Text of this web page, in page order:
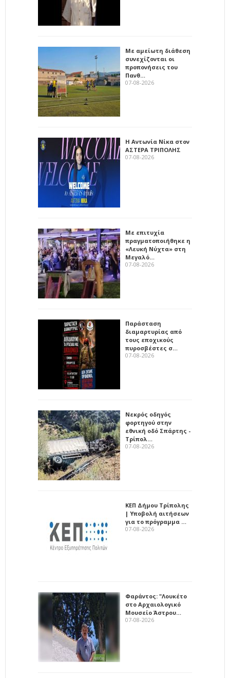
Με αμείωτη διάθεση
συνεχίζονται οι
προπονήσεις του
Πανθ…
07-08-2026
Η Αντωνία Νίκα στον
ΑΣΤΕΡΑ ΤΡΙΠΟΛΗΣ
07-08-2026
Με επιτυχία
πραγματοποιήθηκε η
«Λευκή Νύχτα» στη
Μεγαλό…
07-08-2026
Παράσταση
διαμαρτυρίας από
τους εποχικούς
πυροσβέστες σ…
07-08-2026
Νεκρός οδηγός
φορτηγού στην
εθνική οδό Σπάρτης -
Τρίπολ…
07-08-2026
ΚΕΠ Δήμου Τρίπολης
| Υποβολή αιτήσεων
για το πρόγραμμα …
07-08-2026
Φαράντος: "Λουκέτο
στο Αρχαιολογικό
Μουσείο Άστρου…
07-08-2026